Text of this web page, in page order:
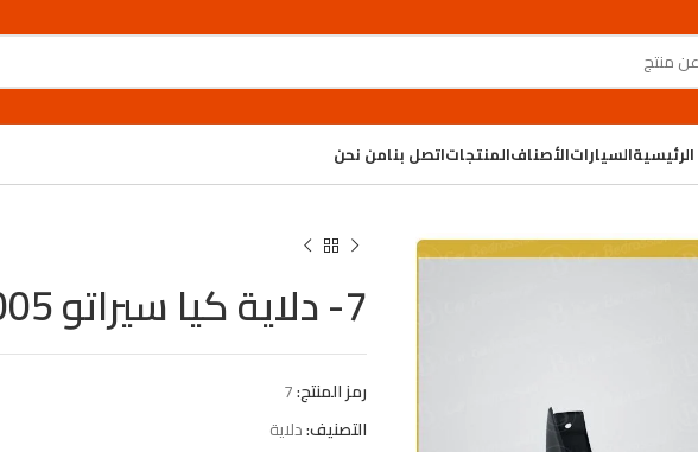
الرئيسيةالسياراتالأصنافالمنتجاتاتصل بنامن نحن
7- دلاية كيا سيراتو 2005
رمز المنتج:7
التصنيف:دلاية